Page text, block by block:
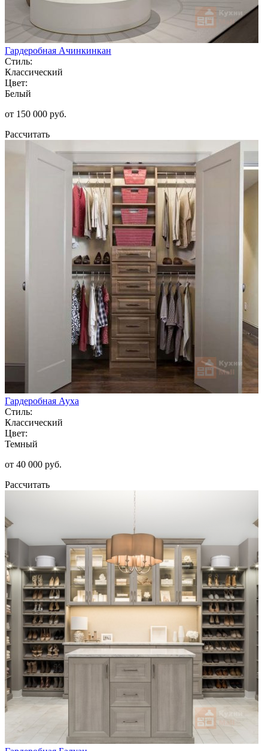
Гардеробная Ачинкинкан
Стиль:
Классический
Цвет:
Белый
от 150 000 руб.
Рассчитать
Гардеробная Ауха
Стиль:
Классический
Цвет:
Темный
от 40 000 руб.
Рассчитать